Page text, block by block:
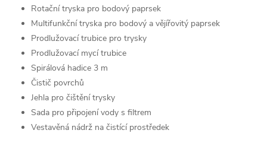
Rotační tryska pro bodový paprsek
Multifunkční tryska pro bodový a vějířovitý paprsek
Prodlužovací trubice pro trysky
Prodlužovací mycí trubice
Spirálová hadice 3 m
Čistič povrchů
Jehla pro čištění trysky
Sada pro připojení vody s filtrem
Vestavěná nádrž na čistící prostředek